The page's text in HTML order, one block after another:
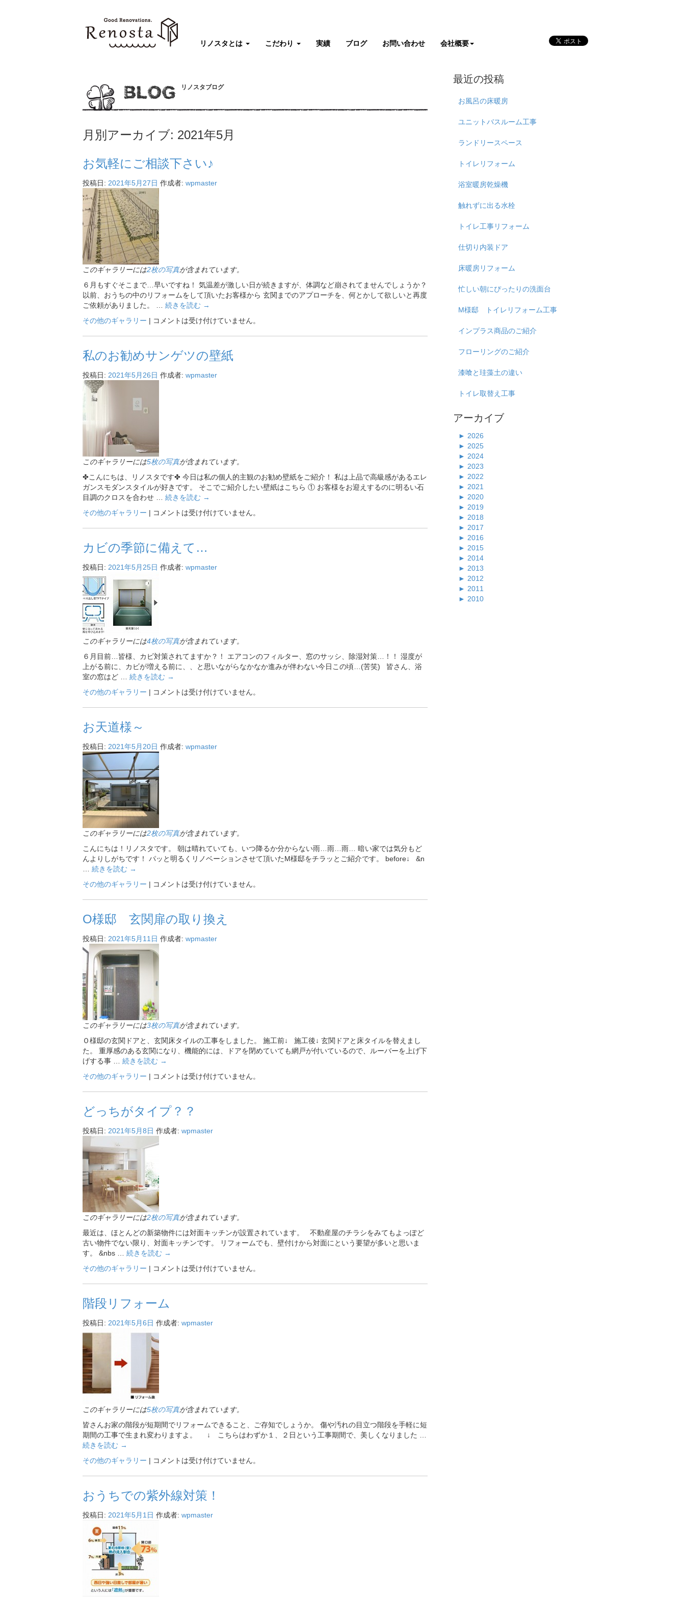
リノスタとは こだわり 実績 ブログ お問い合わせ 会社概要
BLOG リノスタブログ
月別アーカイブ: 2021年5月
お気軽にご相談下さい♪
投稿日: 2021年5月27日 作成者: wpmaster
このギャラリーには2枚の写真が含まれています。
６月もすぐそこまで…早いですね！ 気温差が激しい日が続きますが、体調など崩されてませんでしょうか？
以前、おうちの中のリフォームをして頂いたお客様から 玄関までのアプローチを、何とかして欲しいと再度
ご依頼がありました。 … 続きを読む →
その他のギャラリー | コメントは受け付けていません。
私のお勧めサンゲツの壁紙
投稿日: 2021年5月26日 作成者: wpmaster
このギャラリーには5枚の写真が含まれています。
✤こんにちは、リノスタです✤ 今日は私の個人的主観のお勧め壁紙をご紹介！ 私は上品で高級感があるエレ
ガンスモダンスタイルが好きです。 そこでご紹介したい壁紙はこちら ① お客様をお迎えするのに明るい石
目調のクロスを合わせ … 続きを読む →
その他のギャラリー | コメントは受け付けていません。
カビの季節に備えて…
投稿日: 2021年5月25日 作成者: wpmaster
このギャラリーには4枚の写真が含まれています。
６月目前…皆様、カビ対策されてますか？！ エアコンのフィルター、窓のサッシ、除湿対策…！！ 湿度が
上がる前に、カビが増える前に、、と思いながらなかなか進みが伴わない今日この頃…(苦笑) 皆さん、浴
室の窓はど … 続きを読む →
その他のギャラリー | コメントは受け付けていません。
お天道様～
投稿日: 2021年5月20日 作成者: wpmaster
このギャラリーには2枚の写真が含まれています。
こんにちは！リノスタです。 朝は晴れていても、いつ降るか分からない雨…雨…雨… 暗い家では気分もど
んよりしがちです！ パッと明るくリノベーションさせて頂いたM様邸をチラッとご紹介です。 before↓ &n
続きを読む →
その他のギャラリー | コメントは受け付けていません。
O様邸 玄関扉の取り換え
投稿日: 2021年5月11日 作成者: wpmaster
このギャラリーには3枚の写真が含まれています。
Ｏ様邸の玄関ドアと、玄関床タイルの工事をしました。 施工前↓ 施工後↓ 玄関ドアと床タイルを替えまし
た。 重厚感のある玄関になり、機能的には、ドアを閉めていても網戸が付いているので、ルーバーを上げ下
げする事 … 続きを読む →
その他のギャラリー | コメントは受け付けていません。
どっちがタイプ？？
投稿日: 2021年5月8日 作成者: wpmaster
このギャラリーには2枚の写真が含まれています。
最近は、ほとんどの新築物件には対面キッチンが設置されています。 不動産屋のチラシをみてもよっぽど
古い物件でない限り、対面キッチンです。 リフォームでも、壁付けから対面にという要望が多いと思いま
す。 &nbs … 続きを読む →
その他のギャラリー | コメントは受け付けていません。
階段リフォーム
投稿日: 2021年5月6日 作成者: wpmaster
このギャラリーには5枚の写真が含まれています。
皆さんお家の階段が短期間でリフォームできること、ご存知でしょうか。 傷や汚れの目立つ階段を手軽に短
期間の工事で生まれ変わりますよ。 ↓ こちらはわずか１、２日という工事期間で、美しくなりました …
続きを読む →
その他のギャラリー | コメントは受け付けていません。
おうちでの紫外線対策！
投稿日: 2021年5月1日 作成者: wpmaster
最近の投稿
お風呂の床暖房
ユニットバスルーム工事
ランドリースペース
トイレリフォーム
浴室暖房乾燥機
触れずに出る水栓
トイレ工事リフォーム
仕切り内装ドア
床暖房リフォーム
忙しい朝にぴったりの洗面台
M様邸 トイレリフォーム工事
インプラス商品のご紹介
フローリングのご紹介
漆喰と珪藻土の違い
トイレ取替え工事
アーカイブ
► 2026
► 2025
► 2024
► 2023
► 2022
► 2021
► 2020
► 2019
► 2018
► 2017
► 2016
► 2015
► 2014
► 2013
► 2012
► 2011
► 2010